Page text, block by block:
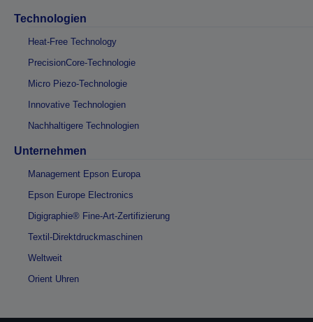
Technologien
Heat-Free Technology
PrecisionCore-Technologie
Micro Piezo-Technologie
Innovative Technologien
Nachhaltigere Technologien
Unternehmen
Management Epson Europa
Epson Europe Electronics
Digigraphie® Fine-Art-Zertifizierung
Textil-Direktdruckmaschinen
Weltweit
Orient Uhren